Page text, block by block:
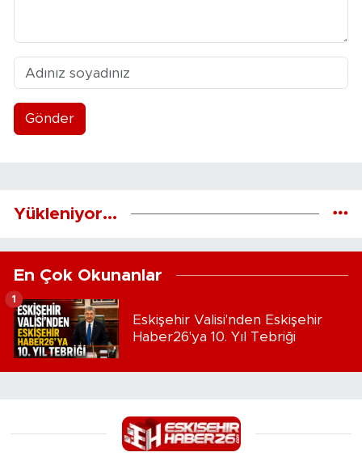
Gönder
Yükleniyor...
En Çok Okunanlar
Eskişehir Valisi'nden Eskişehir
Haber26'ya 10. Yıl Tebriği
1